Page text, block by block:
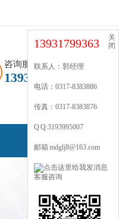
咨询服务热线
13931799363
关
闭
13931799363
联系人：郭经理
电话：0317-8383886
传真：0317-8383876
Q Q:3193995007
邮箱 mdglj8@163.com
客服咨询